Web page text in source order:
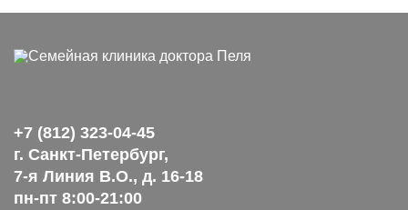
+7 (812) 323-04-45
г. Санкт-Петербург,
7-я Линия В.О., д. 16-18
пн-пт 8:00-21:00